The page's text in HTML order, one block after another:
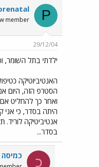
P
member
29/12/04
ילדתי בתל השומר,
האנטיביוטיקה
הסטרפ הזה, היום
ואחר כך להחליט
אנטיביטיקה לוריד.
בסדר...
כ כמיסה